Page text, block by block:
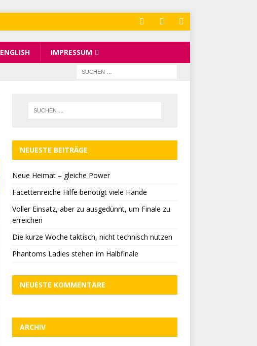
ENGLISH IMPRESSUM
NEUESTE BEITRÄGE
Neue Heimat – gleiche Power
Facettenreiche Hilfe benötigt viele Hände
Voller Einsatz, aber zu ausgedünnt, um Finale zu
erreichen
Die kurze Woche taktisch, nicht technisch nutzen
Phantoms Ladies stehen im Halbfinale
NEUESTE KOMMENTARE
ARCHIV